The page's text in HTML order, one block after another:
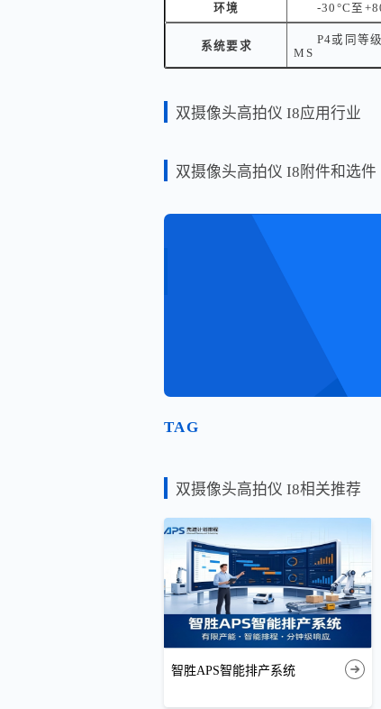
环境 -30°C至
系统要求
P4或同等
MS
双摄像头高拍仪 I8应用行业
双摄像头高拍仪 I8附件和选件
TAG
双摄像头高拍仪 I8相关推荐
智胜APS智能排产系统